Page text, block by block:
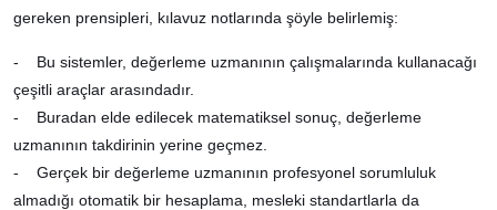
gereken prensipleri, kılavuz notlarında şöyle belirlemiş:
- Bu sistemler, değerleme uzmanının çalışmalarında kullanacağı
çeşitli araçlar arasındadır.
- Buradan elde edilecek matematiksel sonuç, değerleme
uzmanının takdirinin yerine geçmez.
- Gerçek bir değerleme uzmanının profesyonel sorumluluk
almadığı otomatik bir hesaplama, mesleki standartlarla da